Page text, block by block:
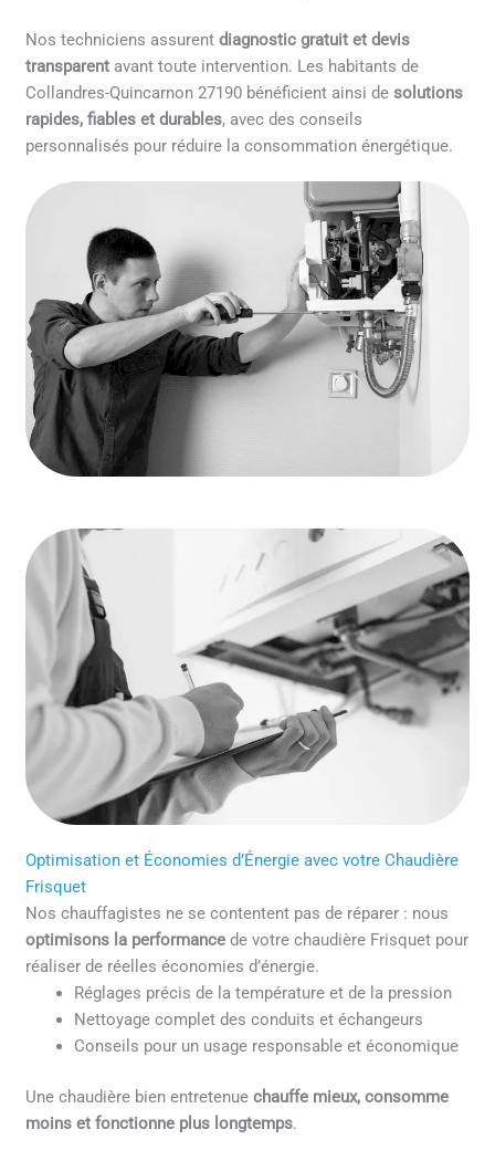
Nos techniciens assurentdiagnostic gratuit et devis
transparent avant toute intervention. Les habitants de
Collandres-Quincarnon 27190 bénéficient ainsi desolutions
rapides, fiables et durables, avec des conseils
personnalisés pour réduire la consommation énergétique.
Optimisation et Économies d’Énergie avec votre Chaudière
Frisquet
Nos chauffagistes ne se contentent pas de réparer : nous
optimisons la performance de votre chaudière Frisquet pour
réaliser de réelles économies d’énergie.
Réglages précis de la température et de la pression
Nettoyage complet des conduits et échangeurs
Conseils pour un usage responsable et économique
Une chaudière bien entretenuechauffe mieux, consomme
moins et fonctionne plus longtemps.